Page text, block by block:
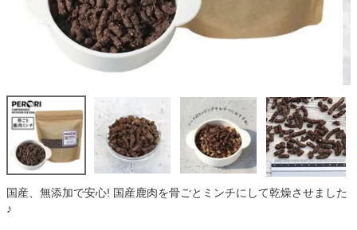
国産、無添加で安心! 国産鹿肉を骨ごとミンチにして乾燥させました
♪